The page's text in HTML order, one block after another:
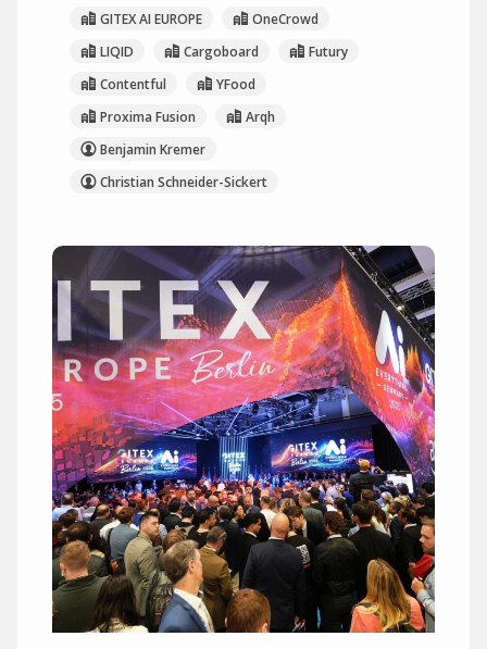
GITEX AI EUROPE
OneCrowd
LIQID
Cargoboard
Futury
Contentful
YFood
Proxima Fusion
Arqh
Benjamin Kremer
Christian Schneider-Sickert